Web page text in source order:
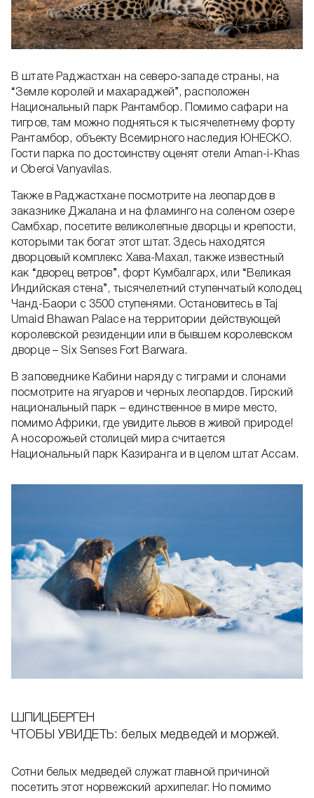
В штате Раджастхан на северо-западе страны, на
“Земле королей и махараджей”, расположен
Национальный парк Рантамбор. Помимо сафари на
тигров, там можно подняться к тысячелетнему форту
Рантамбор, объекту Всемирного наследия ЮНЕСКО.
Гости парка по достоинству оценят отели Aman-i-Khas
и Oberoi Vanyavilas.
Также в Раджастхане посмотрите на леопардов в
заказнике Джалана и на фламинго на соленом озере
Самбхар, посетите великолепные дворцы и крепости,
которыми так богат этот штат. Здесь находятся
дворцовый комплекс Хава-Махал, также известный
как “дворец ветров”, форт Кумбалгарх, или “Великая
Индийская стена”, тысячелетний ступенчатый колодец
Чанд-Баори с 3500 ступенями. Остановитесь в Taj
Umaid Bhawan Palace на территории действующей
королевской резиденции или в бывшем королевском
дворце – Six Senses Fort Barwara.
В заповеднике Кабини наряду с тиграми и слонами
посмотрите на ягуаров и черных леопардов. Гирский
национальный парк – единственное в мире место,
помимо Африки, где увидите львов в живой природе!
А носорожьей столицей мира считается
Национальный парк Казиранга и в целом штат Ассам.
ШПИЦБЕРГЕН
ЧТОБЫ УВИДЕТЬ: белых медведей и моржей.
Сотни белых медведей служат главной причиной
посетить этот норвежский архипелаг. Но помимо